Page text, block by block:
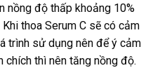
nồng độ thấp khoảng 10%
thoa Serum C sẽ có cảm
trình sử dụng nên để ý cảm
chích thì nên tăng nồng độ.